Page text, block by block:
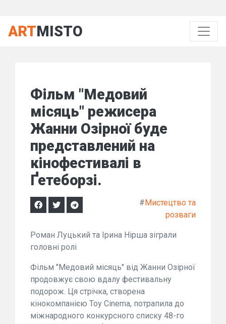
ARTMISTO
Фільм "Медовий
місяць" режисера
Жанни Озірної буде
представлений на
кінофестивалі в
Ґетеборзі.
#Мистецтво та
розваги
Роман Луцький та Ірина Нірша зіграли
головні ролі
Фільм "Медовий місяць" від Жанни Озірної
продовжує свою вдалу фестивальну
подорож. Ця стрічка, створена
кінокомпанією Toy Cinema, потрапила до
міжнародного конкурсного списку 48-го